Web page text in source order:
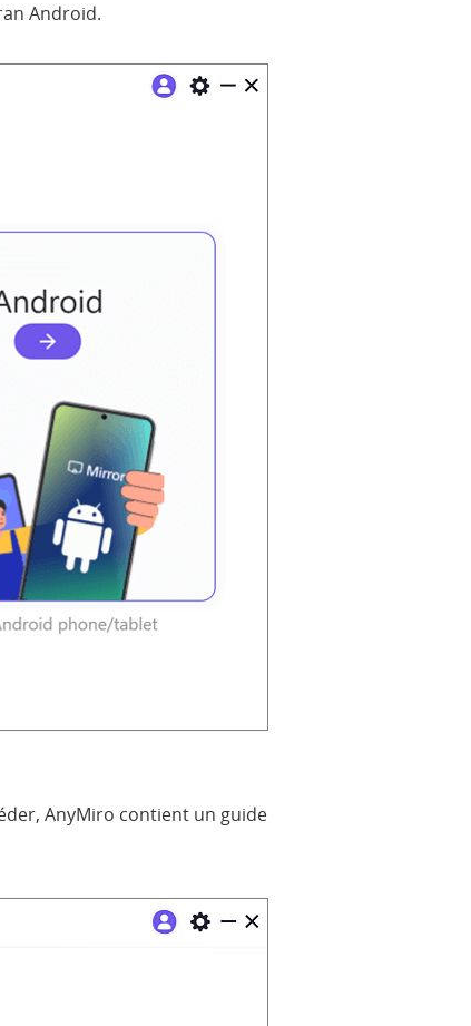
Android.
AnyMiro contient un guide